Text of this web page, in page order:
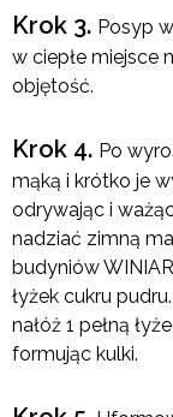
Krok 3. Posyp
w ciepłe miejsce
objętość.
Krok 4. Po
mąką i krótko je
odrywając i
nadziać zimną
budyniów
łyżek cukru
nałóż 1 pełną
formując kulki.